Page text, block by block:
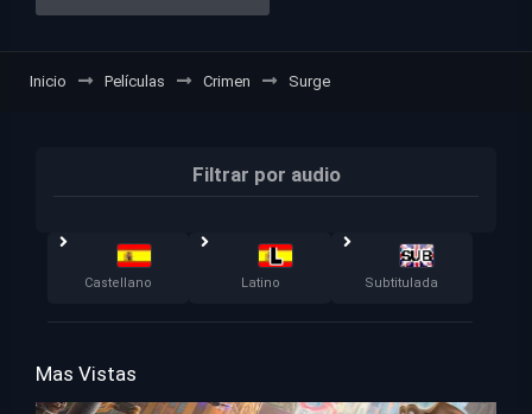
Inicio Películas Crimen Surge
Filtrar por audio
Castellano Latino Subtitulada
Mas Vistas